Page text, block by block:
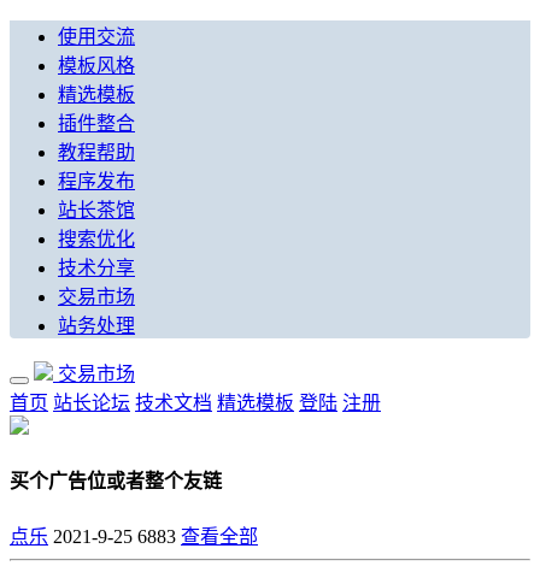
使用交流
模板风格
精选模板
插件整合
教程帮助
程序发布
站长茶馆
搜索优化
技术分享
交易市场
站务处理
交易市场
首页 站长论坛 技术文档 精选模板 登陆 注册
买个广告位或者整个友链
点乐 2021-9-25 6883 查看全部